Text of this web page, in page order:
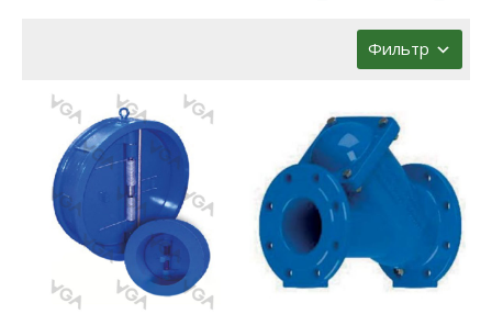
Фильтр